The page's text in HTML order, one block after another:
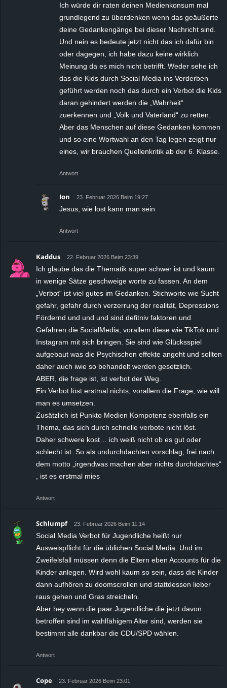
Ich würde dir raten deinen Medienkonsum mal
grundlegend zu überdenken wenn das geäußerte
deine Gedankengänge bei dieser Nachricht sind.
Und nein es bedeute jetzt nicht das ich dafür bin
oder dagegen, ich habe dazu keine wirklich
Meinung da es mich nicht betrifft. Weder sehe ich
das die Kids durch Social Media ins Verderben
geführt werden noch das durch ein Verbot die Kids
daran gehindert werden die „Wahrheit“
zuerkennen und „Volk und Vaterland“ zu retten.
Aber das Menschen auf diese Gedanken kommen
und so eine Wortwahl an den Tag legen zeigt nur
eines, wir brauchen Quellenkritik ab der 6. Klasse.
Antwort
Ion 23. Februar 2026 Beim 19:27
Jesus, wie lost kann man sein
Antwort
Kaddus 22. Februar 2026 Beim 23:39
Ich glaube das die Thematik super schwer ist und kaum
in wenige Sätze geschweige worte zu fassen. An dem
„Verbot“ ist viel gutes im Gedanken. Stichworte wie Sucht
gefahr, gefahr durch verzerrung der realität, Depressions
Fördernd und und und sind defitniv faktoren und
Gefahren die SocialMedia, vorallem diese wie TikTok und
Instagram mit sich bringen. Sie sind wie Glücksspiel
aufgebaut was die Psychischen effekte angeht und sollten
daher auch iwie so behandelt werden gesetzlich.
ABER, die frage ist, ist verbot der Weg.
Ein Verbot löst erstmal nichts, vorallem die Frage, wie will
man es umsetzen.
Zusätzlich ist Punkto Medien Kompotenz ebenfalls ein
Thema, das sich durch schnelle verbote nicht löst.
Daher schwere kost… ich weiß nicht ob es gut oder
schlecht ist. So als undurchdachten vorschlag, frei nach
dem motto „irgendwas machen aber nichts durchdachtes“
, ist es erstmal mies
Antwort
Schlumpf 23. Februar 2026 Beim 11:14
Social Media Verbot für Jugendliche heißt nur
Ausweispflicht für die üblichen Social Media. Und im
Zweifelsfall müssen denn die Eltern eben Accounts für die
Kinder anlegen. Wird wohl kaum so sein, dass die Kinder
dann aufhören zu doomscrollen und stattdessen lieber
raus gehen und Gras streicheln.
Aber hey wenn die paar Jugendliche die jetzt davon
betroffen sind im wahlfähigem Alter sind, werden sie
bestimmt alle dankbar die CDU/SPD wählen.
Antwort
Cope 23. Februar 2026 Beim 23:01